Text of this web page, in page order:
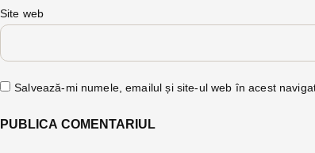
Site web
Salvează-mi numele, emailul și site-ul web în acest